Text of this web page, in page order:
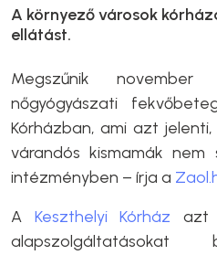
A környező városok
ellátást.
Megszűnik
nőgyógyászati
Kórházban, ami azt
várandós kismamák nem
intézményben – írja a
A Keszthelyi Kórház azt
alapszolgáltatásokat